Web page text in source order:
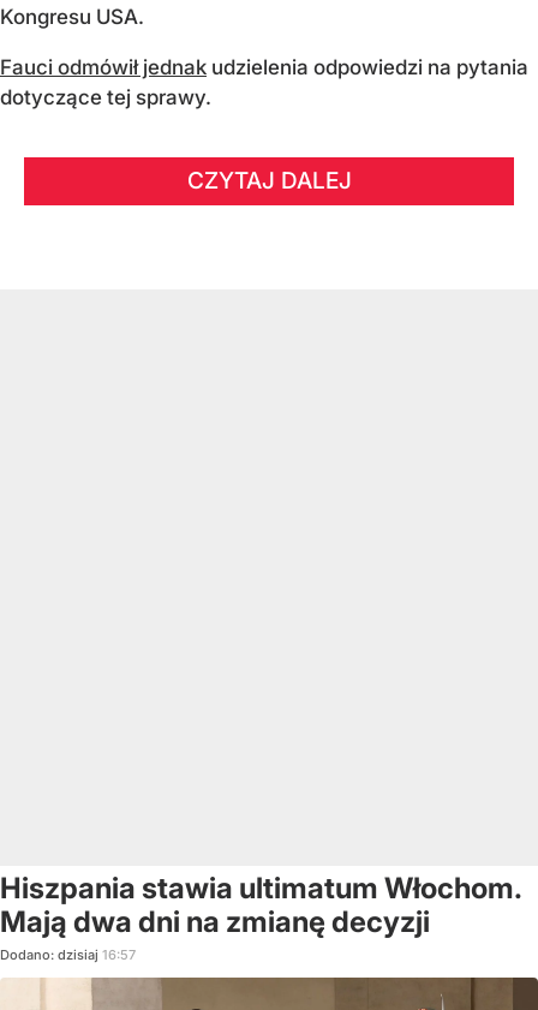
Kongresu USA.
Fauci odmówił jednak udzielenia odpowiedzi na pytania
dotyczące tej sprawy.
CZYTAJ DALEJ
Hiszpania stawia ultimatum Włochom.
Mają dwa dni na zmianę decyzji
Dodano: dzisiaj 16:57